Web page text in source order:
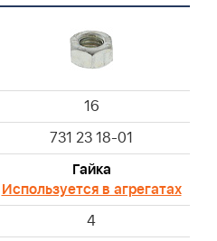
16
731 23 18-01
Гайка
Используется в агрегатах
4